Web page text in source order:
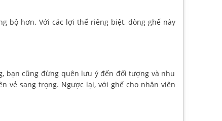
bộ hơn. Với các lợi thế riêng biệt, dòng ghế này
bạn cũng đừng quên lưu ý đến đối tượng và nhu
vẻ sang trọng. Ngược lại, với ghế cho nhân viên